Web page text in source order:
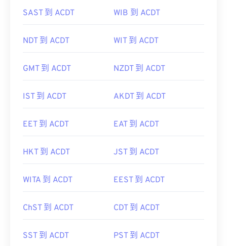
SAST 到 ACDT WIB 到 ACDT
NDT 到 ACDT WIT 到 ACDT
GMT 到 ACDT NZDT 到 ACDT
IST 到 ACDT AKDT 到 ACDT
EET 到 ACDT EAT 到 ACDT
HKT 到 ACDT JST 到 ACDT
WITA 到 ACDT EEST 到 ACDT
ChST 到 ACDT CDT 到 ACDT
SST 到 ACDT PST 到 ACDT